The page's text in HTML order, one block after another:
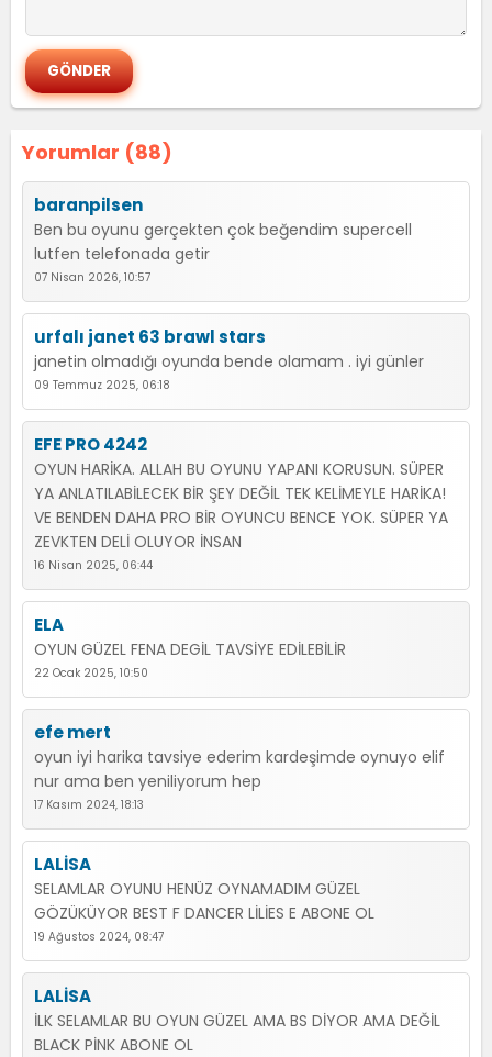
Yorumlar (88)
baranpilsen
Ben bu oyunu gerçekten çok beğendim supercell
lutfen telefonada getir
07 Nisan 2026, 10:57
urfalı janet 63 brawl stars
janetin olmadığı oyunda bende olamam . iyi günler
09 Temmuz 2025, 06:18
EFE PRO 4242
OYUN HARİKA. ALLAH BU OYUNU YAPANI KORUSUN. SÜPER
YA ANLATILABİLECEK BİR ŞEY DEĞİL TEK KELİMEYLE HARİKA!
VE BENDEN DAHA PRO BİR OYUNCU BENCE YOK. SÜPER YA
ZEVKTEN DELİ OLUYOR İNSAN
16 Nisan 2025, 06:44
ELA
OYUN GÜZEL FENA DEGİL TAVSİYE EDİLEBİLİR
22 Ocak 2025, 10:50
efe mert
oyun iyi harika tavsiye ederim kardeşimde oynuyo elif
nur ama ben yeniliyorum hep
17 Kasım 2024, 18:13
LALİSA
SELAMLAR OYUNU HENÜZ OYNAMADIM GÜZEL
GÖZÜKÜYOR BEST F DANCER LİLİES E ABONE OL
19 Ağustos 2024, 08:47
LALİSA
İLK SELAMLAR BU OYUN GÜZEL AMA BS DİYOR AMA DEĞİL
BLACK PİNK ABONE OL